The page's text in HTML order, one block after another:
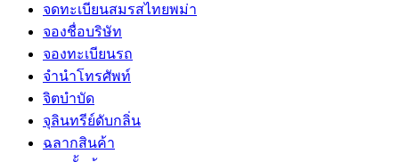
จดทะเบียนสมรสไทยพม่า
จองชื่อบริษัท
จองทะเบียนรถ
จำนำโทรศัพท์
จิตบำบัด
จุลินทรีย์ดับกลิ่น
ฉลากสินค้า